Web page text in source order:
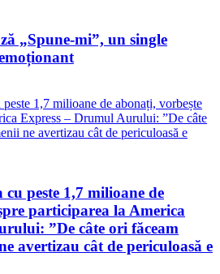
„Spune-mi”, un single
peste 1,7 milioane de
participarea la America
”De câte ori făceam
avertizau cât de periculoasă e